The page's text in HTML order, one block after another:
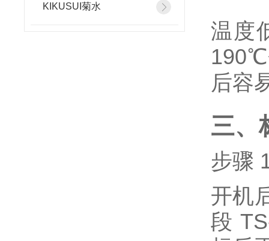
KIKUSUI菊水
温度
190℃
后容
三、
步骤
开机
段